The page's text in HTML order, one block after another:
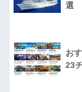
選
お
23